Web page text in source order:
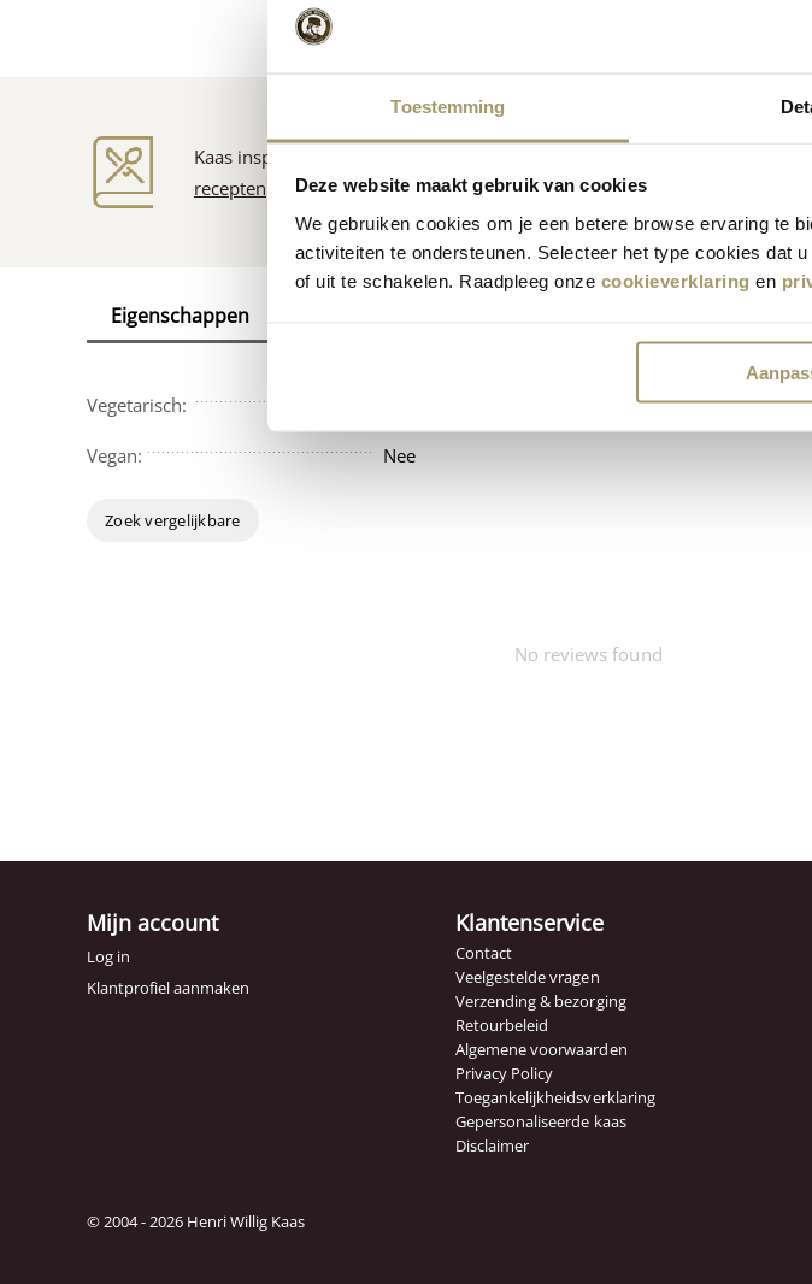
Toestemming
Deze website maakt gebruik van cookies
We gebruiken cookies om je een betere browse ervaring te
activiteiten te ondersteunen. Selecteer het type cookies dat
of uit te schakelen. Raadpleeg onze cookieverklaring en
Kaas inspiratie
recepten
Hollandsekaas
Eigenschappen
Vegetarisch:
Vegan: Nee
Zoek vergelijkbare
No reviews found
Mijn account
Log in
Klantprofiel aanmaken
Klantenservice
Contact
Veelgestelde vragen
Verzending & bezorging
Retourbeleid
Algemene voorwaarden
Privacy Policy
Toegankelijkheidsverklaring
Gepersonaliseerde kaas
Disclaimer
© 2004 - 2026 Henri Willig Kaas